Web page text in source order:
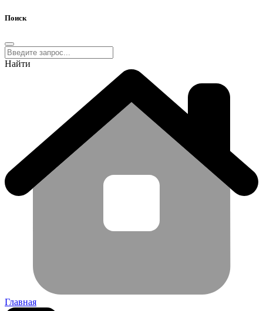
Поиск
Найти
Главная